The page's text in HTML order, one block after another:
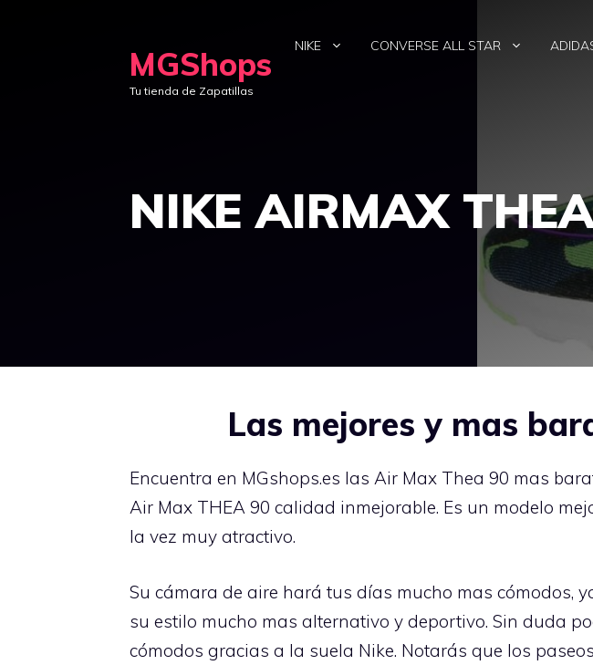
MGShops
Tu tienda de Zapatillas
NIKE CONVERSE ALL STAR
NIKE AIRMAX
Las mejores y mas
Encuentra en MGshops.es las Air Max Thea 90 mas
Air Max THEA 90 calidad inmejorable. Es un modelo
la vez muy atractivo.
Su cámara de aire hará tus días mucho mas cómodos,
su estilo mucho mas alternativo y deportivo. Sin duda
cómodos gracias a la suela Nike. Notarás que los